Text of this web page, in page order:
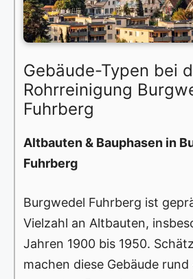
Gebäude-Typen bei
Rohrreinigung
Fuhrberg
Altbauten & Bauphasen in
Fuhrberg
Burgwedel Fuhrberg ist
Vielzahl an Altbauten,
Jahren 1900 bis 1950.
machen diese Gebäude